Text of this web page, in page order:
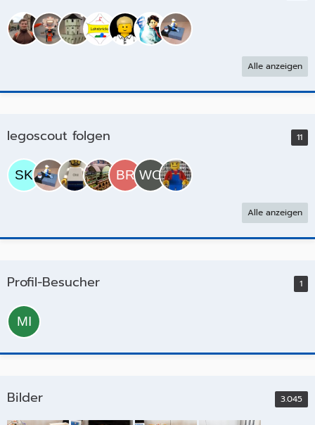
Alle anzeigen
legoscout folgen 11
Alle anzeigen
Profil-Besucher 1
Bilder 3.045